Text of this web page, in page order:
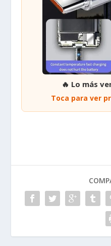
🔥 Lo más
Toca para ver